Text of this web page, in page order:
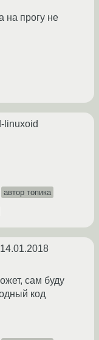
на прогу не
linuxoid
автор топика
14.01.2018
сам буду
код